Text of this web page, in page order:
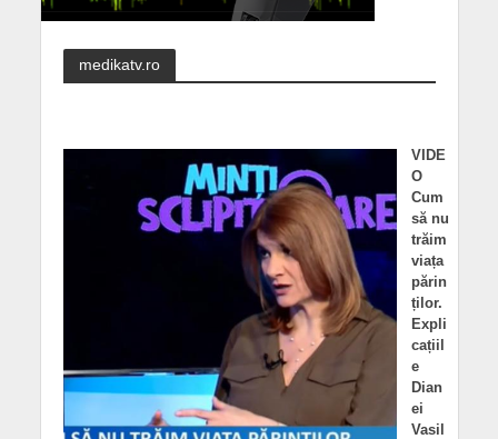
medikatv.ro
VIDE
O
Cum
să nu
trăim
viața
părin
ților.
Expli
cațiil
e
Dian
ei
Vasil